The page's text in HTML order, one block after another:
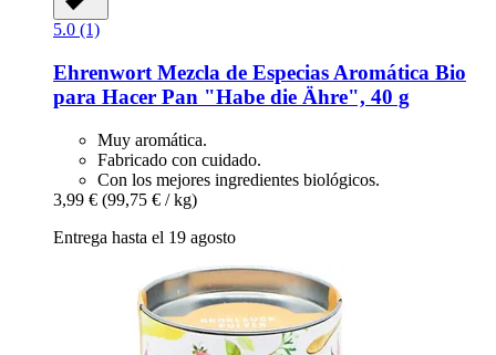
5.0 (1)
Ehrenwort Mezcla de Especias Aromática Bio
para Hacer Pan "Habe die Ähre", 40 g
Muy aromática.
Fabricado con cuidado.
Con los mejores ingredientes biológicos.
3,99 € (99,75 € / kg)
Entrega hasta el 19 agosto